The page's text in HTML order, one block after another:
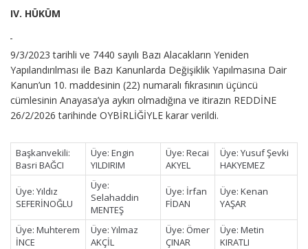
IV. HÜKÜM
9/3/2023 tarihli ve 7440 sayılı Bazı Alacakların Yeniden
Yapılandırılması ile Bazı Kanunlarda Değişiklik Yapılmasına Dair
Kanun’un 10. maddesinin (22) numaralı fıkrasının üçüncü
cümlesinin Anayasa’ya aykırı olmadığına ve itirazın REDDİNE
26/2/2026 tarihinde OYBİRLİĞİYLE karar verildi.
Başkanvekili:
Basri BAĞCI
Üye: Engin
YILDIRIM
Üye: Recai
AKYEL
Üye: Yusuf Şevki
HAKYEMEZ
Üye: Yıldız
SEFERİNOĞLU
Üye:
Selahaddin
MENTEŞ
Üye: İrfan
FİDAN
Üye: Kenan
YAŞAR
Üye: Muhterem
İNCE
Üye: Yılmaz
AKÇİL
Üye: Ömer
ÇINAR
Üye: Metin
KIRATLI